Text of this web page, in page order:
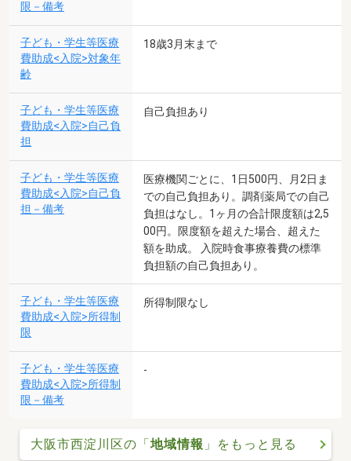
限－備考
子ども・学生等医療
費助成<入院>対象年
齢
18歳3月末まで
子ども・学生等医療
費助成<入院>自己負
担
自己負担あり
子ども・学生等医療
費助成<入院>自己負
担－備考
医療機関ごとに、1日500円、月2日ま
での自己負担あり。調剤薬局での自己
負担はなし。1ヶ月の合計限度額は2,5
00円。限度額を超えた場合、超えた
額を助成。 入院時食事療養費の標準
負担額の自己負担あり。
子ども・学生等医療
費助成<入院>所得制
限
所得制限なし
子ども・学生等医療
費助成<入院>所得制
限－備考
-
大阪市西淀川区の「 地域情報 」をもっと見る